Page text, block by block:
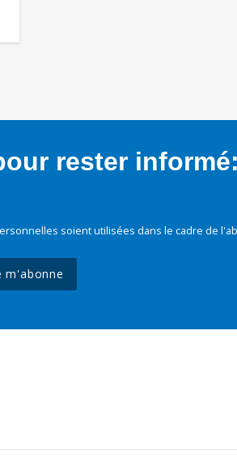
rester informé:
soient utilisées dans le cadre de
m'abonne